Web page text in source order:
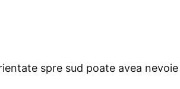
spre sud poate avea nevoie